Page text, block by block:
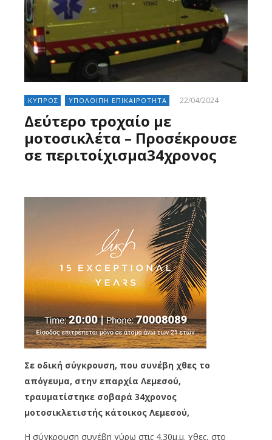
ΚΥΠΡΟΣ ΥΠΟΛΟΙΠΗ ΕΠΙΚΑΙΡΟΤΗΤΑ 22/04/2024
Δεύτερο τροχαίο με
μοτοσικλέτα – Προσέκρουσε
σε περιτοίχισμα34χρονος
Σε οδική σύγκρουση, που συνέβη χθες το
απόγευμα, στην επαρχία Λεμεσού,
τραυματίστηκε σοβαρά 34χρονος
μοτοσικλετιστής κάτοικος Λεμεσού,
Η σύγκρουση συνέβη γύρω στις 4.30μ.μ. χθες, στο